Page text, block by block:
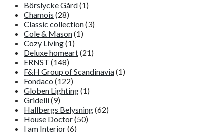
Börslycke Gård(1)
Chamois (28)
Classic collection(3)
Cole & Mason(1)
Cozy Living(1)
Deluxe homeart(21)
ERNST (148)
F&H Group of Scandinavia(1)
Fondaco (122)
Globen Lighting(1)
Gridelli(9)
Hallbergs Belysning(62)
House Doctor(50)
I am Interior(6)